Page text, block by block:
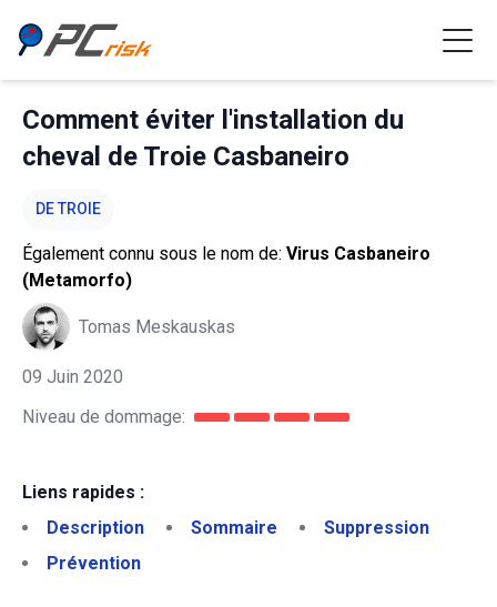
Comment éviter l'installation du
cheval de Troie Casbaneiro
DE TROIE
Également connu sous le nom de: Virus Casbaneiro
(Metamorfo)
Tomas Meskauskas
09 Juin 2020
Niveau de dommage:
Liens rapides :
Description
Sommaire
Suppression
Prévention